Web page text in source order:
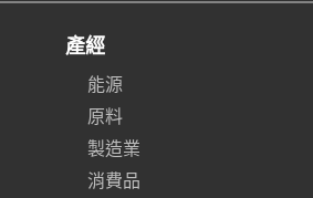
產經
能源
原料
製造業
消費品